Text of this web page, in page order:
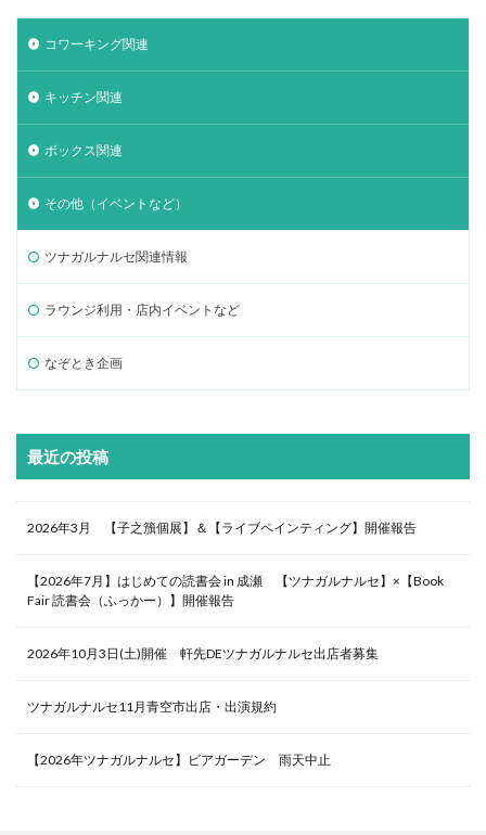
コワーキング関連
キッチン関連
ボックス関連
その他（イベントなど）
ツナガルナルセ関連情報
ラウンジ利用・店内イベントなど
なぞとき企画
最近の投稿
2026年3月 【子之籏個展】＆【ライブペインティング】開催報告
【2026年7月】はじめての読書会 in 成瀬 【ツナガルナルセ】×【Book
Fair 読書会（ふっかー）】開催報告
2026年10月3日(土)開催 軒先DEツナガルナルセ出店者募集
ツナガルナルセ11月青空市出店・出演規約
【2026年ツナガルナルセ】ビアガーデン 雨天中止